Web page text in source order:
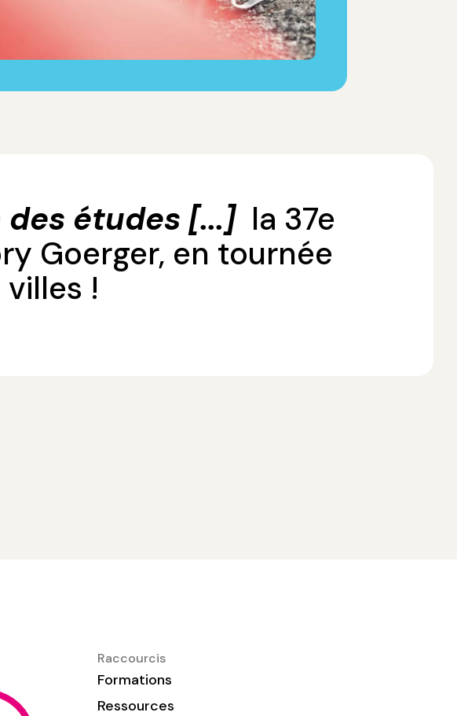
études [...]la 37e
Goerger, en tournée
!
Raccourcis
Formations
Ressources